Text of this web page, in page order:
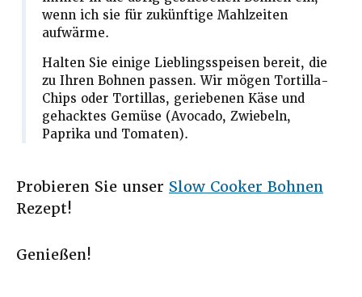
wenn ich sie für zukünftige Mahlzeiten
aufwärme.
Halten Sie einige Lieblingsspeisen bereit, die
zu Ihren Bohnen passen. Wir mögen Tortilla-
Chips oder Tortillas, geriebenen Käse und
gehacktes Gemüse (Avocado, Zwiebeln,
Paprika und Tomaten).
Probieren Sie unser Slow Cooker Bohnen
Rezept!
Genießen!